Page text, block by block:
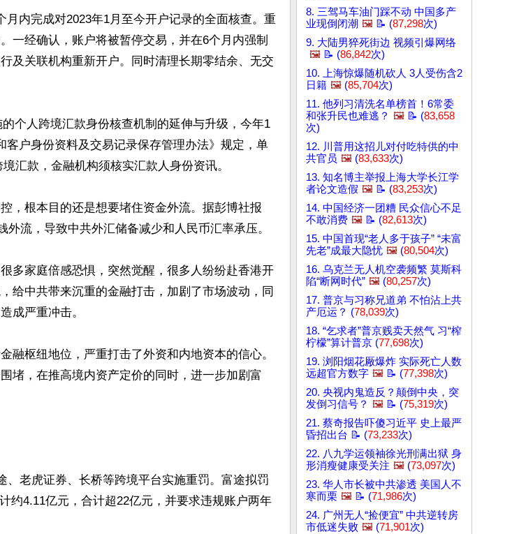
内完成对2023年1月至今开户记录的全面核查。重
一经确认，账户将被暂停交易，并在6个月内强制
及关联机构重新开户。同时清理长期零结余、无交
个人跨境汇款身份核查机制的延伸与升级，今年1
客户身份资料及交易记录保存管理办法》规定，单
汇款，金融机构须核实汇款人身份资讯。
，根本目的还是想要堵住资金外流。据彭博社报
流，导致中共外汇储备减少和人民币汇率承压。
多家庭倍感恐惧，突然觉醒，很多人纷纷赴香港开
给中共带来沉重的金融打击，加剧了市场波动，同
成严重冲击。
融枢纽地位，严重打击了外资和内地资本的信心。
堵，在推高境内资产定价的同时，进一步加剧富
、老虎证券、长桥等跨境平台实施重罚。富途拟罚
约4.11亿元，合计超22亿元，并要求违规账户两年
8. 三驾马车油门踩不动 中国多产
业现倒闭潮 🖼️ 📝 (87,298次)
9. 大陆男猝死街边 视频引爆网络
🖼️ 📝 (86,842次)
10. 上海惊爆随机砍人 3人受伤含2
日籍 🖼️ (85,704次)
11. 他列习清洗名单榜首！6常委
和张升民也难逃？ 🖼️ 📝 (83,658
次)
12. 川普用这招儿对付吃特供的中
共官员 🖼️ (83,633次)
13. 知名博主举报上海大学长江学
者论文造假 🖼️ 📝 (83,253次)
14. 中国经济一团糟 民众信心不足
不敢消费 🖼️ 📝 (82,613次)
15. 中国首现“老人多于孩子” “未富
先老”成最大隐忧 🖼️ (80,504次)
16. 乌克兰无人机空袭频繁 莫斯科
陷“断网时代” 🖼️ (80,257次)
17. 普京与习称兄道弟 不怕沾上共
产厄运？ (78,039次)
18. “乞求者”普京贱卖天然气 习“榨
柠檬”算计普京 (77,698次)
19. 浏阳烟花厰爆炸 实际死亡人数
远超官方数字 🖼️ 📝 (77,398次)
20. 央视内鬼造反？颠倒中央，突
发倒习信号？ 🖼️ 📝 (75,319次)
21. 蔡奇报告吓傻习近平 史上最严
昏招出台 📝 (73,233次)
22. 八九学运领袖徐光刑满出狱 身
形消瘦健康受关注 🖼️ (73,097次)
23. 华人市长被中共渗透 美国人不
寒而栗 🖼️ 📝 (71,986次)
24. 广州无人“捡便宜” 中共逆转房
市低迷失败 🖼️ (71,901次)